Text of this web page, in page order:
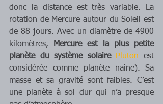
donc la distance est très variable. La
rotation de Mercure autour du Soleil est
de 88 jours. Avec un diamètre de 4900
kilomètres,
Mercure est la plus petite
planète du système solaire Pluton est
considérée comme planète naine). Sa
masse et sa gravité sont faibles. C’est
une planète à sol dur qui n’a presque